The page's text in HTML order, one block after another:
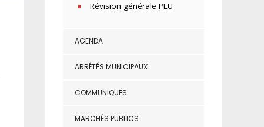
Révision générale PLU
AGENDA
ARRÊTÉS MUNICIPAUX
COMMUNIQUÉS
MARCHÉS PUBLICS